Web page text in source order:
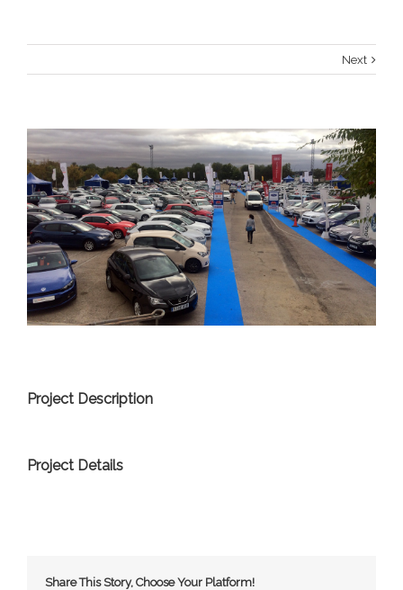
Next
Project Description
Project Details
Share This Story, Choose Your Platform!